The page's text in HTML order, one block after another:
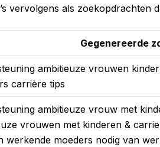
vervolgens als zoekopdrachten
Gegenereerde
ambitieuze vrouwen
carrière tips
ambitieuze vrouw met
vrouwen met kinderen &
werkende moeders nodig van